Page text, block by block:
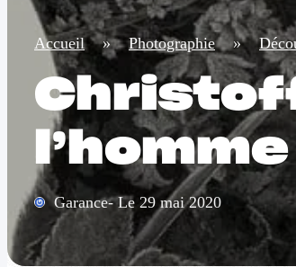
Accueil » Photographie »
Garance- Le 29 mai 2020